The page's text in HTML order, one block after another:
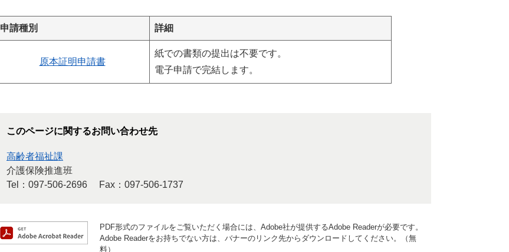
申請種別 詳細
原本証明申請書
紙での書類の提出は不要です。
電子申請で完結します。
このページに関するお問い合わせ先
高齢者福祉課
介護保険推進班
Tel：097-506-2696
Fax：097-506-1737
PDF形式のファイルをご覧いただく場合には、Adobe社が提供するAdobe Readerが必要です。
Adobe Readerをお持ちでない方は、バナーのリンク先からダウンロードしてください。（無
料）